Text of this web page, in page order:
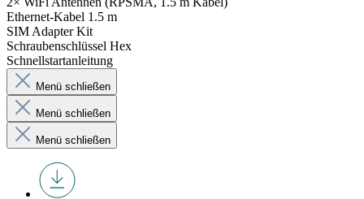
Ethernet-Kabel 1.5 m
SIM Adapter Kit
Schraubenschlüssel Hex
Schnellstartanleitung
Menü schließen
Menü schließen
Menü schließen